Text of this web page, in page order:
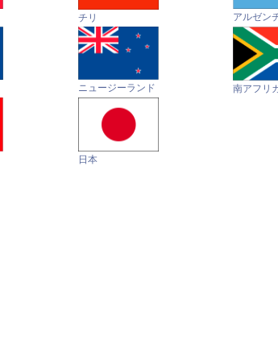
チリ アルゼン
ニュージーランド 南アフリ
日本